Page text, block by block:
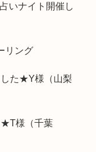
いナイト開催し
リング
した★Y様（山梨
★T様（千葉